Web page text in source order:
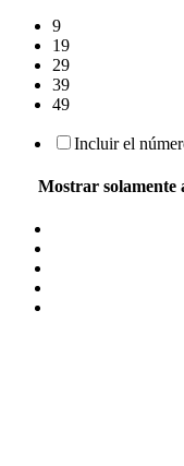
9
19
29
39
49
Incluir el
Mostrar solamente